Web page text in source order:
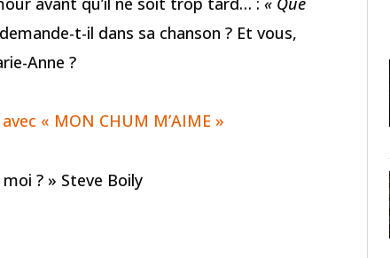
demande-t-il dans sa chanson ? Et vous,
Anne ?
« MON CHUM M’AIME »
? » Steve Boily